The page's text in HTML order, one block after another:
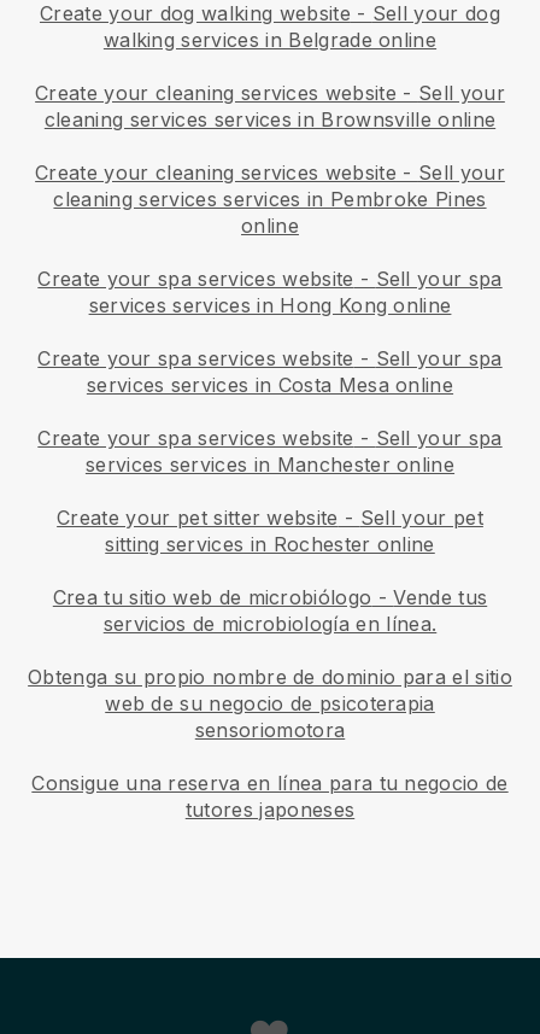
Create your dog walking website - Sell your dog
walking services in Belgrade online
Create your cleaning services website - Sell your
cleaning services services in Brownsville online
Create your cleaning services website - Sell your
cleaning services services in Pembroke Pines
online
Create your spa services website - Sell your spa
services services in Hong Kong online
Create your spa services website - Sell your spa
services services in Costa Mesa online
Create your spa services website - Sell your spa
services services in Manchester online
Create your pet sitter website - Sell your pet
sitting services in Rochester online
Crea tu sitio web de microbiólogo -Vende tus
servicios de microbiología en línea.
Obtenga su propio nombre de dominio para el sitio
web de su negocio de psicoterapia
sensoriomotora
Consigue una reserva en línea para tu negocio de
tutores japoneses